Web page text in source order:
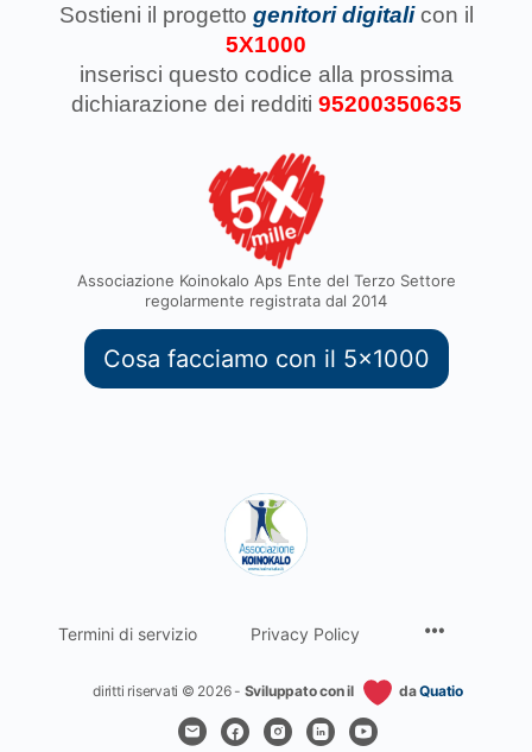
Sostieni il progetto genitori digitali con il
5X1000
inserisci questo codice alla prossima
dichiarazione dei redditi 95200350635
Associazione Koinokalo Aps Ente del Terzo Settore
regolarmente registrata dal 2014
Cosa facciamo con il 5x1000
Termini di servizio Privacy Policy
diritti riservati © 2026 - Sviluppato con il daQuatio